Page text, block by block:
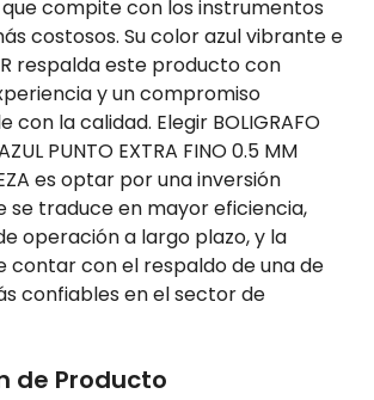
compite con los instrumentos
costosos. Su color azul vibrante e
respalda este producto con
y un compromiso
la calidad. Elegir BOLIGRAFO
PUNTO EXTRA FINO 0.5 MM
es optar por una inversión
se traduce en mayor eficiencia,
operación a largo plazo, y la
contar con el respaldo de una de
confiables en el sector de
de Producto